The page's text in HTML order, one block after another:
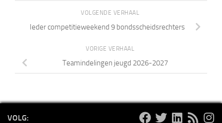
VOLGENDE VERHAAL
Ieder competitieweekend 9 bondsscheidsrechters
VORIGE VERHAAL
Teamindelingen jeugd 2026-2027
VOLG: